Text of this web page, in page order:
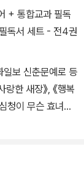
+ 통합교과 필독
독서 세트 - 전4권
일보 신춘문예로 등
한 새장》, 《행복
청이 무슨 효녀